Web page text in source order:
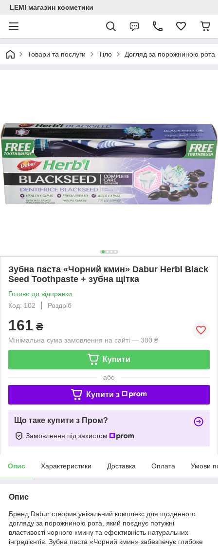
LEMI магазин косметики
Товари та послуги Тіло Догляд за порожниною рота
Зубна паста «Чорний кмин» Dabur Herbl Black
Seed Toothpaste + зубна щітка
Готово до відправки
Код: 102
Роздріб
161 ₴
Мінімальна сума замовлення на сайті — 300 ₴
Купити
або
Купити з
Що таке купити з Пром?
Замовлення під захистом
Опис Характеристики Доставка Оплата Умови
Опис
Бренд Dabur створив унікальний комплекс для щоденного
догляду за порожниною рота, який поєднує потужні
властивості чорного кмину та ефективність натуральних
інгредієнтів. Зубна паста «Чорний кмин» забезпечує глибоке